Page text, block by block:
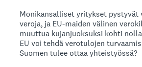
Monikansalliset yritykset pystyvät
veroja, ja EU-maiden välinen
muuttua kujanjuoksuksi kohti
EU voi tehdä verotulojen
Suomen tulee ottaa yhteistyössä?